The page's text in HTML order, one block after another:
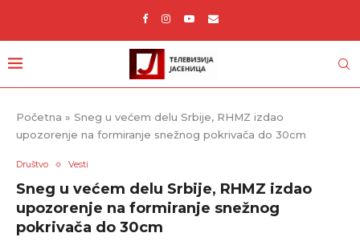
Početna » Sneg u većem delu Srbije, RHMZ izdao
upozorenje na formiranje snežnog pokrivača do 30cm
Društvo Vesti
Sneg u većem delu Srbije, RHMZ izdao
upozorenje na formiranje snežnog
pokrivača do 30cm